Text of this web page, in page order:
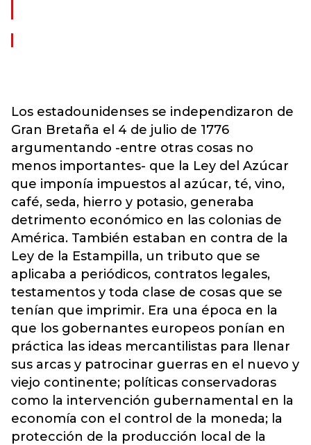
Los estadounidenses se independizaron de
Gran Bretaña el 4 de julio de 1776
argumentando -entre otras cosas no
menos importantes- que la Ley del Azúcar
que imponía impuestos al azúcar, té, vino,
café, seda, hierro y potasio, generaba
detrimento económico en las colonias de
América. También estaban en contra de la
Ley de la Estampilla, un tributo que se
aplicaba a periódicos, contratos legales,
testamentos y toda clase de cosas que se
tenían que imprimir. Era una época en la
que los gobernantes europeos ponían en
práctica las ideas mercantilistas para llenar
sus arcas y patrocinar guerras en el nuevo y
viejo continente; políticas conservadoras
como la intervención gubernamental en la
economía con el control de la moneda; la
protección de la producción local de la